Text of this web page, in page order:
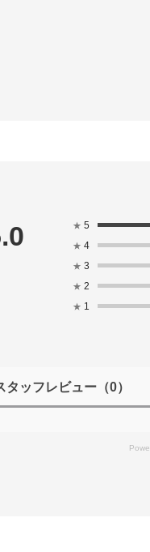
★ 5
★ 4
★ 3
★ 2
★ 1
タッフレビュー（0）